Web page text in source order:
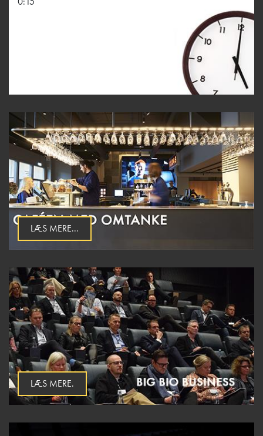
LÆS MERE...
LÆS MERE.